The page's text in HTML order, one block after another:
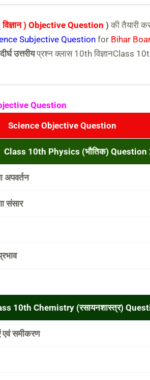
) Objective Question ) की तैयारी
Subjective Questionfor Bihar
उत्तरीयप्रश्न क्लास 10th विज्ञानClass
Question
Science Objective Question
Class 10th Physics (भौतिक) Question
अपवर्तन
संसार
10th Chemistry (रसायनशास्त्र)
एवं समीकरण